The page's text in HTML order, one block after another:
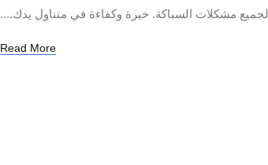
مشكلات السباكة. خبرة وكفاءة في متناول يدك....
Read More